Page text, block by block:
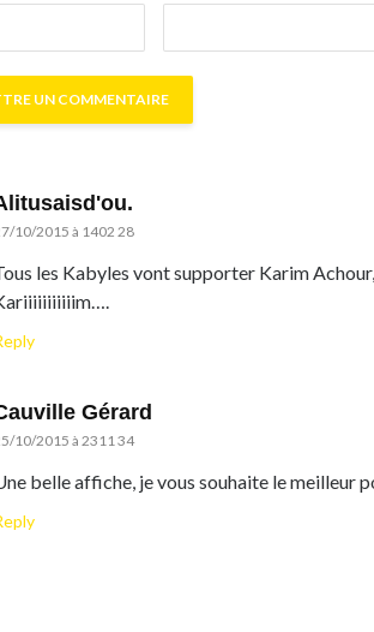
10/2015 à 1402 28
les Kabyles vont supporter Karim
Gérard
10/2015 à 2311 34
belle affiche, je vous souhaite le meilleur